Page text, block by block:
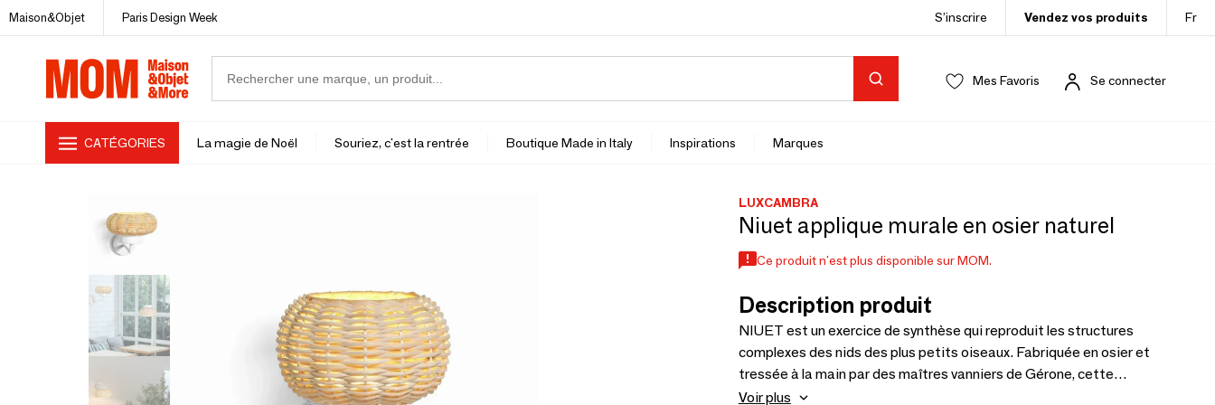
Maison&Objet Paris Design Week S’inscrire Vendez vos produits Fr
Mes Favoris Se connecter
CATÉGORIES La magie de Noël Souriez, c'est la rentrée Boutique Made in Italy Inspirations Marques
LUXCAMBRA
Niuet applique murale en osier naturel
Ce produit n'est plus disponible sur MOM.
Description produit
NIUET est un exercice de synthèse qui reproduit les structures
complexes des nids des plus petits oiseaux. Fabriquée en osier et
tressée à la main par des maîtres vanniers de Gérone, cette
collection répond aux exigences de qualité les plus élevées.
Voir plus